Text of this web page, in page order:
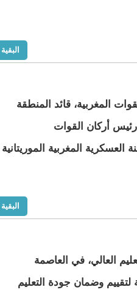
البقية
المغربية، قائد المنطقة
رئيس أركان القوات
العسكرية المغربية الموريتانية
البقية
العالي، في العاصمة
لتقييم وضمان جودة التعليم